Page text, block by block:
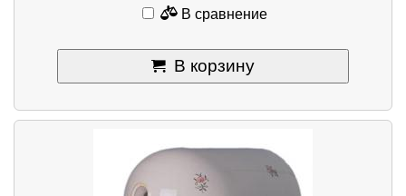
В сравнение
В корзину